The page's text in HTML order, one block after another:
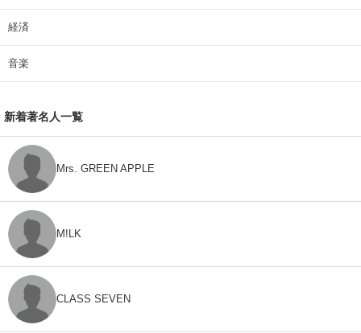
経済
音楽
新着著名人一覧
Mrs. GREEN APPLE
M!LK
CLASS SEVEN